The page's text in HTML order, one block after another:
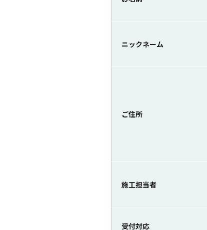
ニックネーム
ご住所
施工担当者
受付対応